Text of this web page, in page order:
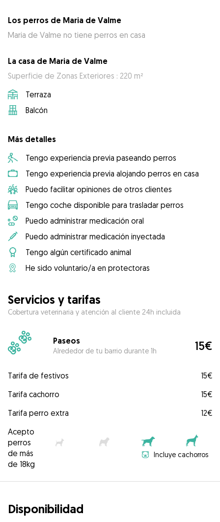
Los perros de Maria de Valme
Maria de Valme no tiene perros en casa
La casa de Maria de Valme
Superficie de Zonas Exteriores : 220 m²
Terraza
Balcón
Más detalles
Tengo experiencia previa paseando perros
Tengo experiencia previa alojando perros en casa
Puedo facilitar opiniones de otros clientes
Tengo coche disponible para trasladar perros
Puedo administrar medicación oral
Puedo administrar medicación inyectada
Tengo algún certificado animal
He sido voluntario/a en protectoras
Servicios y tarifas
Cobertura veterinaria y atención al cliente 24h incluida
Paseos
Alrededor de tu barrio durante 1h 15€
Tarifa de festivos
15€
Tarifa cachorro
15€
Tarifa perro extra
12€
Acepto
perros
de más
de 18kg
Incluye cachorros
Disponibilidad